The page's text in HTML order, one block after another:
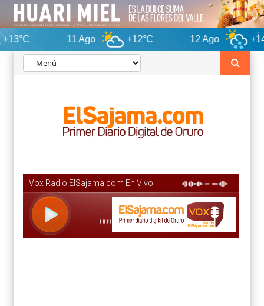
11 Ago +12°C 12 Ago +14°C